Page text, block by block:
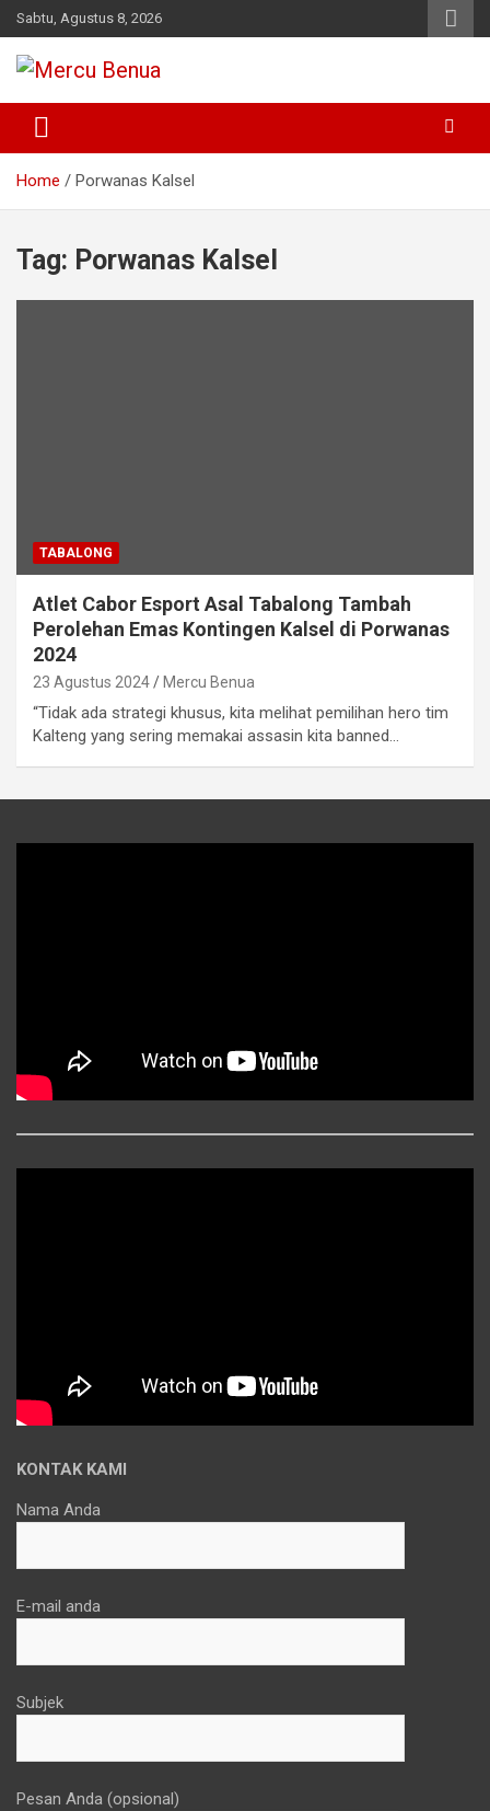
Skip
to
content
Sabtu, Agustus 8, 2026
Mercu Benua
Home Porwanas Kalsel
Tag: Porwanas Kalsel
TABALONG
Atlet Cabor Esport Asal Tabalong Tambah
Perolehan Emas Kontingen Kalsel di Porwanas
2024
23 Agustus 2024 Mercu Benua
“Tidak ada strategi khusus, kita melihat pemilihan hero tim
Kalteng yang sering memakai assasin kita banned…
KONTAK KAMI
Nama Anda
E-mail anda
Subjek
Pesan Anda (opsional)